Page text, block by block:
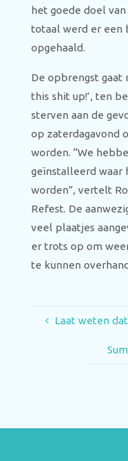
het goede doel
totaal werd er een
opgehaald.
De opbrengst gaat
this shit up!’, ten
sterven aan de
op zaterdagavond
worden. “We
geïnstalleerd waar
worden”, vertelt
Refest. De
veel plaatjes
er trots op om
te kunnen
Laat weten